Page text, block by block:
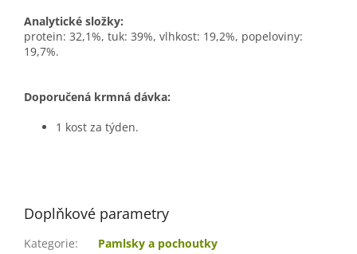
Analytické složky:
protein: 32,1%, tuk: 39%, vlhkost: 19,2%, popeloviny:
19,7%.
Doporučená krmná dávka:
1 kost za týden.
Doplňkové parametry
Kategorie:
Pamlsky a pochoutky